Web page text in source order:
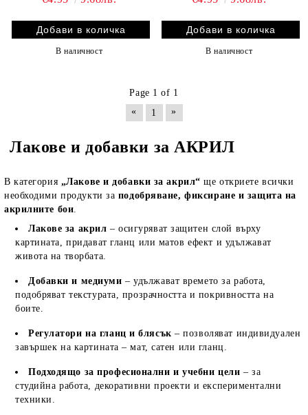
В наличност В наличност
Page 1 of 1
«
1 »
Лакове и добавки за АКРИЛ
В категория „Лакове и добавки за акрил“ ще откриете всички
необходими продукти за подобряване, фиксиране и защита на
акрилните бои.
Лакове за акрил – осигуряват защитен слой върху
картината, придават гланц или матов ефект и удължават
живота на творбата.
Добавки и медиуми – удължават времето за работа,
подобряват текстурата, прозрачността и покривността на
боите.
Регулатори на гланц и блясък – позволяват индивидуален
завършек на картината – мат, сатен или гланц.
Подходящо за професионални и учебни цели – за
студийна работа, декоративни проекти и експериментални
техники.